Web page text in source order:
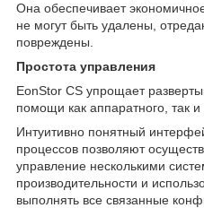
Она обеспечивает
не могут быть удалены,
повреждены.
Простота управления
EonStor CS упрощает
помощи как аппаратного, так
Интуитивно понятный
процессов позволяют
управление несколькими
производительности и
выполнять все связанные